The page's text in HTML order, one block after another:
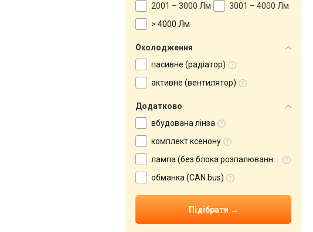
2001 – 3000 Лм
3001 – 4000 Лм
> 4000 Лм
Охолодження
пасивне (радіатор)
активне (вентилятор)
Додатково
вбудована лінза
комплект ксенону
лампа (без блока розпалювання)
обманка (CAN bus)